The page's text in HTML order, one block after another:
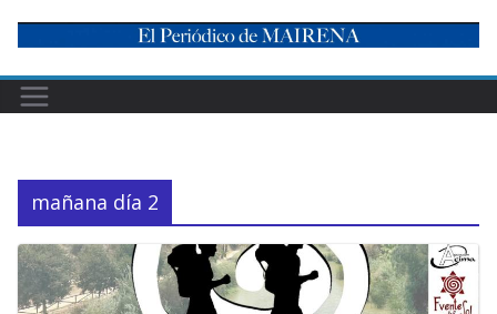
content
mañana día 2